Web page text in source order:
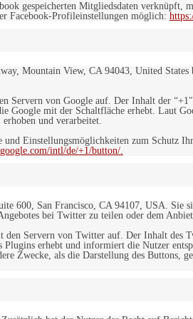
gespeicherten Mitgliedsdaten verknüpft,
Facebook-Profileinstellungen möglich:
Mountain View, CA 94043, United
Servern von Google auf. Der Inhalt der
Google mit der Schaltfläche erhebt. Laut
und verarbeitet.
Einstellungsmöglichkeiten zum Schutz
intl/de/+1/button/.
600, San Francisco, CA 94107, USA.
bei Twitter zu teilen oder dem
den Servern von Twitter auf. Der Inhalt
erhebt und informiert die Nutzer
Zwecke, als die Darstellung des Buttons,